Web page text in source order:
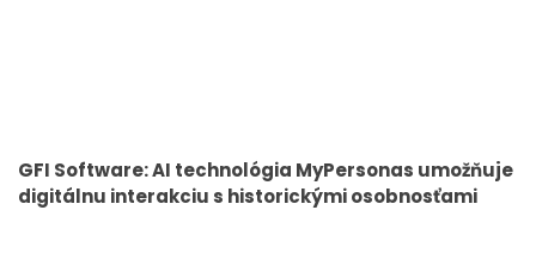
GFI Software: AI technológia MyPersonas umožňuje
digitálnu interakciu s historickými osobnosťami